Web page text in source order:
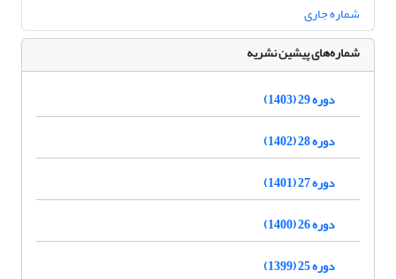
شماره جاری
شماره‌های پیشین نشریه
دوره 29 (1403)
دوره 28 (1402)
دوره 27 (1401)
دوره 26 (1400)
دوره 25 (1399)